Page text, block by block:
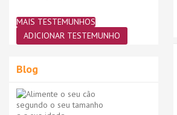
MAIS TESTEMUNHOS
ADICIONAR TESTEMUNHO
Blog